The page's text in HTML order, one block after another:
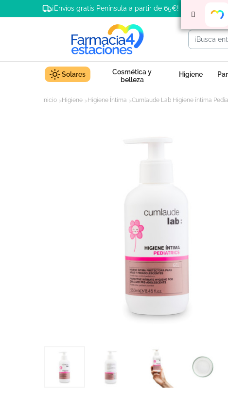
¡Envíos gratis Península a partir de 65€!
Solares
Cosmética y
belleza
Higiene
Inicio Higiene Higiene Íntima Cumlaude Lab Higiene íntima